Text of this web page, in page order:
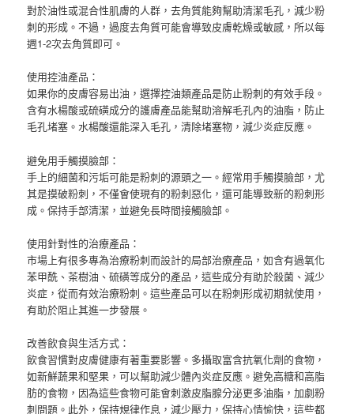
對於油性或混合性肌膚的人群，去角質能夠幫助清潔毛孔，減少粉
刺的形成。不過，過度去角質可能會導致皮膚乾燥或敏感，所以每
週1-2次去角質即可。
使用控油產品：
如果你的皮膚容易出油，選擇控油類產品是防止粉刺的有效手段。
含有水楊酸或硫磺成分的護膚產品能幫助溶解毛孔內的油脂，防止
毛孔堵塞。水楊酸還能深入毛孔，清除堵塞物，減少炎症反應。
避免用手觸摸臉部：
手上的細菌和污垢可能是粉刺的源頭之一。經常用手觸摸臉部，尤
其是摸破粉刺，不僅會使現有的粉刺惡化，還可能導致新的粉刺形
成。保持手部清潔，並避免長時間接觸臉部。
使用針對性的治療產品：
市場上有很多專為治療粉刺而設計的局部治療產品，如含有過氧化
苯甲酰、茶樹油、硫磺等成分的產品，這些成分有助於殺菌、減少
炎症，從而有效治療粉刺。這些產品可以在粉刺形成初期就使用，
有助於阻止其進一步發展。
改善飲食與生活方式：
飲食習慣對皮膚健康有著重要影響。多攝取富含抗氧化劑的食物，
如新鮮蔬果和堅果，可以幫助減少體內炎症反應。避免高糖和高脂
肪的食物，因為這些食物可能會刺激皮脂腺分泌更多油脂，加劇粉
刺問題。此外，保持規律作息，減少壓力，保持心情愉快，這些都